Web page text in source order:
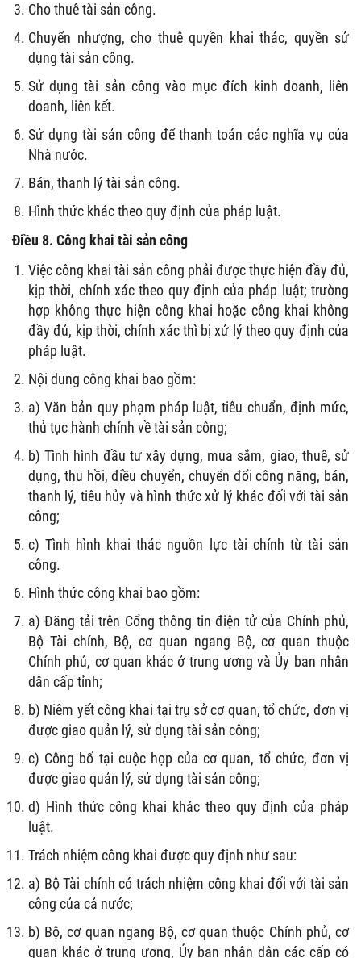
Cho thuê tài sản công.
Chuyển nhượng, cho thuê quyền khai thác, quyền sử
dụng tài sản công.
Sử dụng tài sản công vào mục đích kinh doanh, liên
doanh, liên kết.
Sử dụng tài sản công để thanh toán các nghĩa vụ của
Nhà nước.
Bán, thanh lý tài sản công.
Hình thức khác theo quy định của pháp luật.
Điều 8. Công khai tài sản công
Việc công khai tài sản công phải được thực hiện đầy đủ,
kịp thời, chính xác theo quy định của pháp luật; trường
hợp không thực hiện công khai hoặc công khai không
đầy đủ, kịp thời, chính xác thì bị xử lý theo quy định của
pháp luật.
Nội dung công khai bao gồm:
a) Văn bản quy phạm pháp luật, tiêu chuẩn, định mức,
thủ tục hành chính về tài sản công;
b) Tình hình đầu tư xây dựng, mua sắm, giao, thuê, sử
dụng, thu hồi, điều chuyển, chuyển đổi công năng, bán,
thanh lý, tiêu hủy và hình thức xử lý khác đối với tài sản
công;
c) Tình hình khai thác nguồn lực tài chính từ tài sản
công.
Hình thức công khai bao gồm:
a) Đăng tải trên Cổng thông tin điện tử của Chính phủ,
Bộ Tài chính, Bộ, cơ quan ngang Bộ, cơ quan thuộc
Chính phủ, cơ quan khác ở trung ương và Ủy ban nhân
dân cấp tỉnh;
b) Niêm yết công khai tại trụ sở cơ quan, tổ chức, đơn vị
được giao quản lý, sử dụng tài sản công;
c) Công bố tại cuộc họp của cơ quan, tổ chức, đơn vị
được giao quản lý, sử dụng tài sản công;
d) Hình thức công khai khác theo quy định của pháp
luật.
Trách nhiệm công khai được quy định như sau:
a) Bộ Tài chính có trách nhiệm công khai đối với tài sản
công của cả nước;
b) Bộ, cơ quan ngang Bộ, cơ quan thuộc Chính phủ, cơ
quan khác ở trung ương, Ủy ban nhân dân các cấp có